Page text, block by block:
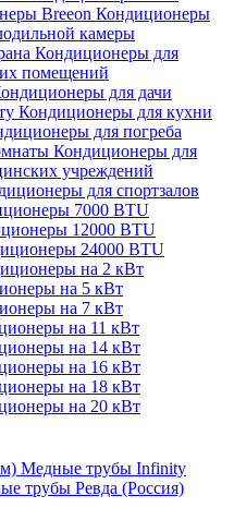
Breeon Кондиционеры
камеры
Кондиционеры для
помещений
для дачи
Кондиционеры для кухни
для погреба
Кондиционеры для
учреждений
для спортзалов
7000 BTU
12000 BTU
24000 BTU
на 2 кВт
на 5 кВт
на 7 кВт
на 11 кВт
на 14 кВт
на 16 кВт
на 18 кВт
на 20 кВт
Медные трубы Infinity
трубы Ревда (Россия)